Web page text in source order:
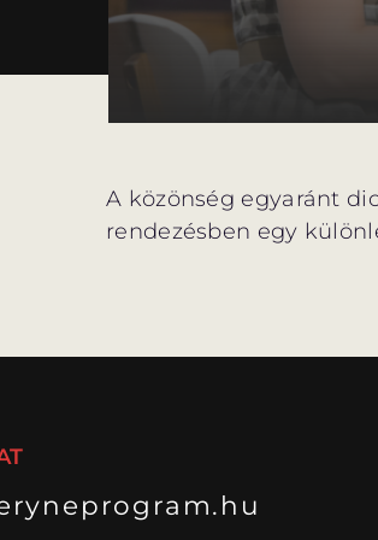
A közönség egyaránt
rendezésben egy